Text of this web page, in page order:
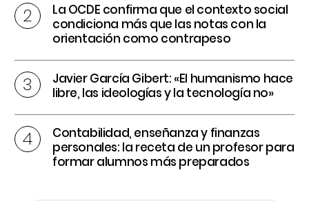
La OCDE confirma que el contexto social
condiciona más que las notas con la
orientación como contrapeso
Javier García Gibert: «El humanismo hace
libre, las ideologías y la tecnología no»
Contabilidad, enseñanza y finanzas
personales: la receta de un profesor para
formar alumnos más preparados